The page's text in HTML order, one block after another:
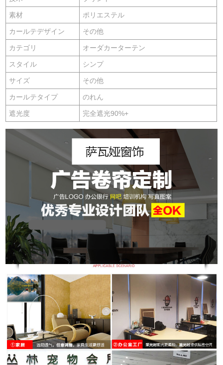
素材 ポリエステル
カールテデザイン その他
カテゴリ オーダカーターテン
スタイル シンプ
サイズ その他
カールテタイプ のれん
遮光度 完全遮光90%+